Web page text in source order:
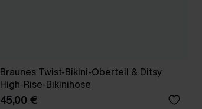
Braunes Twist-Bikini-Oberteil & Ditsy
High-Rise-Bikinihose
45,00 €